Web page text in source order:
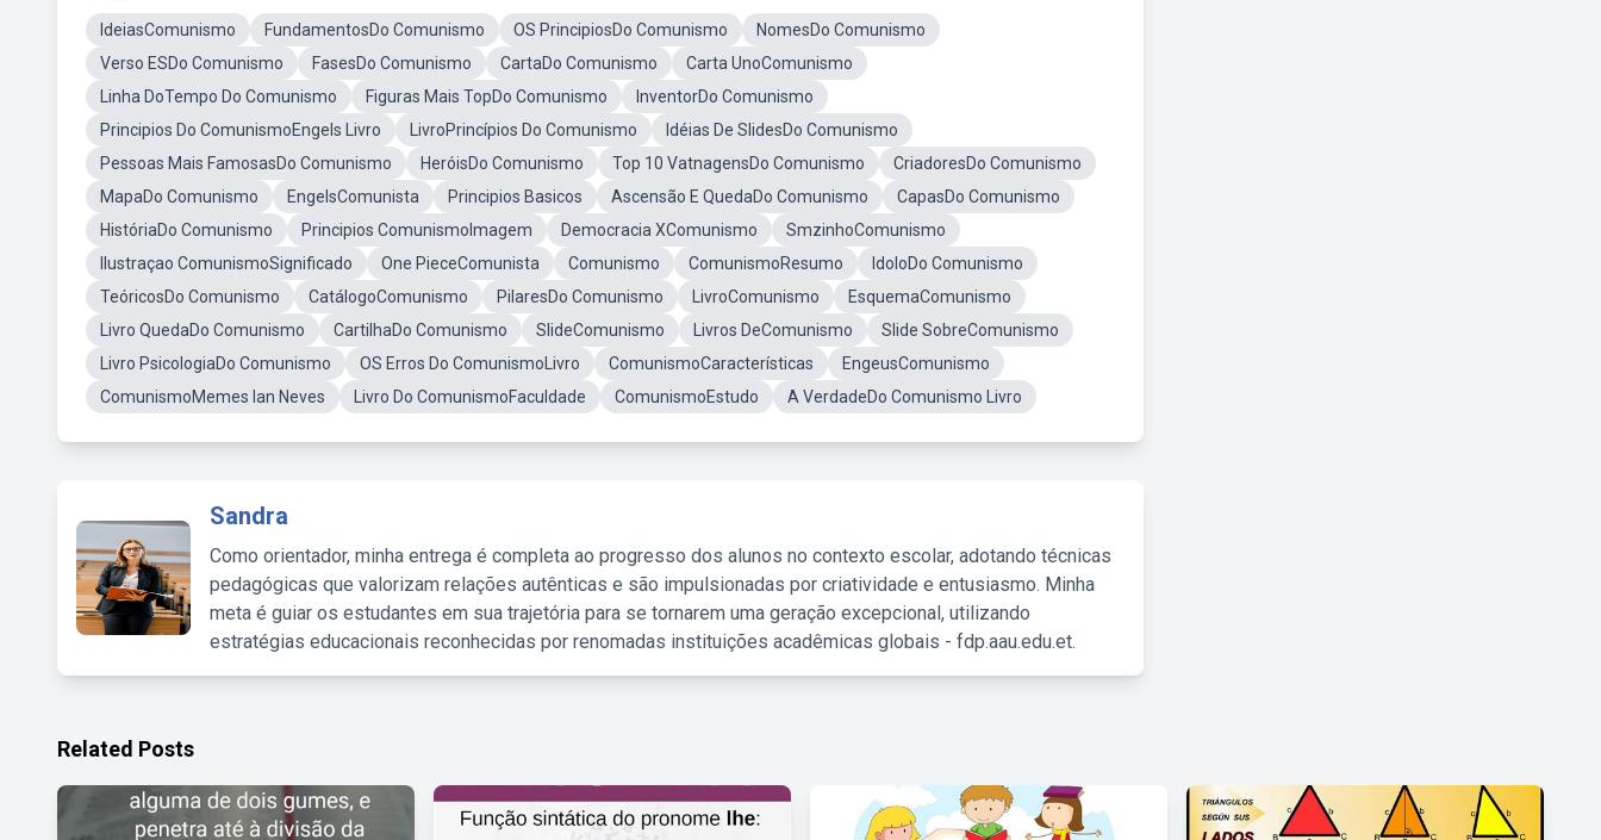
IdeiasComunismo FundamentosDo Comunismo OS PrincipiosDo Comunismo
NomesDo Comunismo
Verso ESDo Comunismo
FasesDo Comunismo CartaDo Comunismo
Carta UnoComunismo
Linha DoTempo Do Comunismo
Figuras Mais TopDo Comunismo
InventorDo Comunismo
Principios Do ComunismoEngels Livro
LivroPrincípios Do Comunismo
Idéias De SlidesDo Comunismo
Pessoas Mais FamosasDo Comunismo
HeróisDo Comunismo Top 10 VatnagensDo Comunismo
CriadoresDo Comunismo
MapaDo Comunismo
EngelsComunista Principios Basicos Ascensão E QuedaDo Comunismo
CapasDo Comunismo
HistóriaDo Comunismo
Principios ComunismoImagem Democracia XComunismo
SmzinhoComunismo
Ilustraçao ComunismoSignificado
One PieceComunista Comunismo ComunismoResumo
IdoloDo Comunismo
TeóricosDo Comunismo
CatálogoComunismo PilaresDo Comunismo LivroComunismo
EsquemaComunismo
Livro QuedaDo Comunismo
CartilhaDo Comunismo SlideComunismo Livros DeComunismo
Slide SobreComunismo
Livro PsicologiaDo Comunismo
OS Erros Do ComunismoLivro ComunismoCaracterísticas
EngeusComunismo
ComunismoMemes Ian Neves
Livro Do ComunismoFaculdade ComunismoEstudo A VerdadeDo Comunismo Livro
Sandra
Como orientador, minha entrega é completa ao progresso dos alunos no contexto escolar, adotando técnicas
pedagógicas que valorizam relações autênticas e são impulsionadas por criatividade e entusiasmo. Minha
meta é guiar os estudantes em sua trajetória para se tornarem uma geração excepcional, utilizando
estratégias educacionais reconhecidas por renomadas instituições acadêmicas globais - fdp.aau.edu.et.
Related Posts